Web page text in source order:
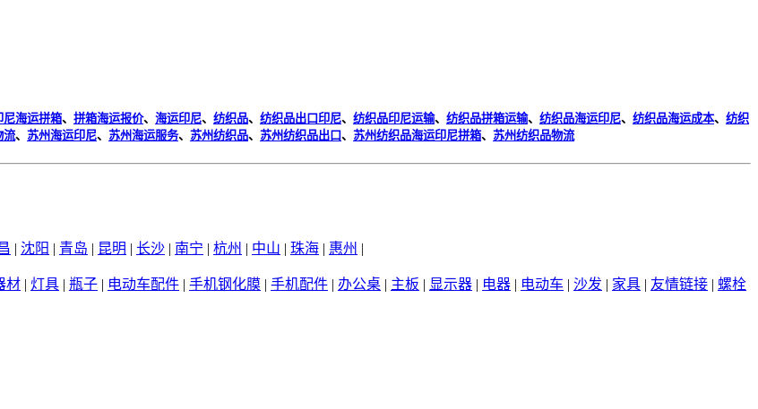
尼海运拼箱、 拼箱海运报价、 海运印尼、 纺织品、 纺织品出口印尼、 纺织品印尼运输、 纺织品拼箱运输、 纺织品海运印尼、 纺织品海运成本、 纺织
流、 苏州海运印尼、 苏州海运服务、 苏州纺织品、 苏州纺织品出口、 苏州纺织品海运印尼拼箱、 苏州纺织品物流
| 沈阳 | 青岛 | 昆明 | 长沙 | 南宁 | 杭州 | 中山 | 珠海 | 惠州 |
材 | 灯具 | 瓶子 | 电动车配件 | 手机钢化膜 | 手机配件 | 办公桌 | 主板 | 显示器 | 电器 | 电动车 | 沙发 | 家具 | 友情链接 | 螺栓